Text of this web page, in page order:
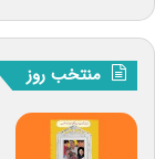
منتخب روز